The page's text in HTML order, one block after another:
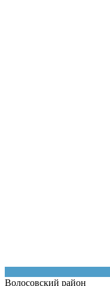
Волосовский район